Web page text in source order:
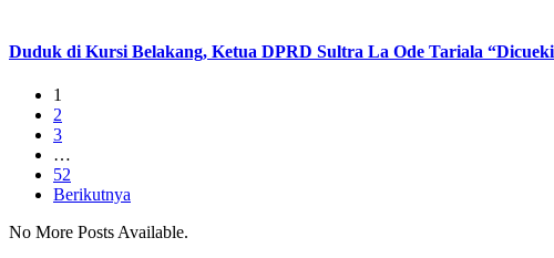
Duduk di Kursi Belakang, Ketua DPRD Sultra La Ode Tariala
1
2
3
…
52
Berikutnya
No More Posts Available.